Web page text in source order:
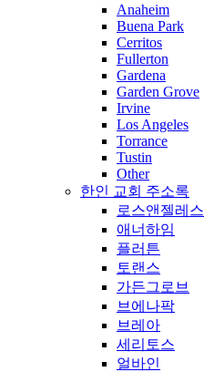
Anaheim
Buena Park
Cerritos
Fullerton
Gardena
Garden Grove
Irvine
Los Angeles
Torrance
Tustin
Other
한인 교회 주소록
로스앤젤레스
애너하임
플러튼
토랜스
가든그로브
브에나팍
브레아
세리토스
얼바인